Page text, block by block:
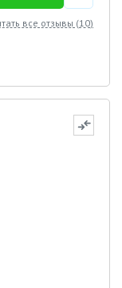
все отзывы (10)